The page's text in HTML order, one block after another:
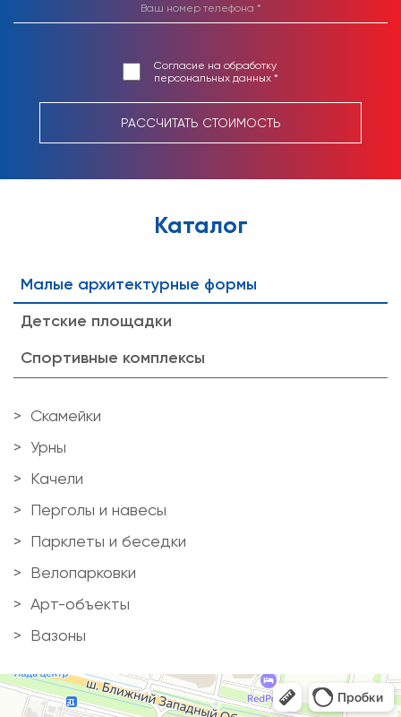
Согласие на обработку
персональных данных *
РАССЧИТАТЬ СТОИМОСТЬ
Каталог
Малые архитектурные формы
Детские площадки
Спортивные комплексы
Скамейки
Урны
Качели
Перголы и навесы
Парклеты и беседки
Велопарковки
Арт-объекты
Вазоны